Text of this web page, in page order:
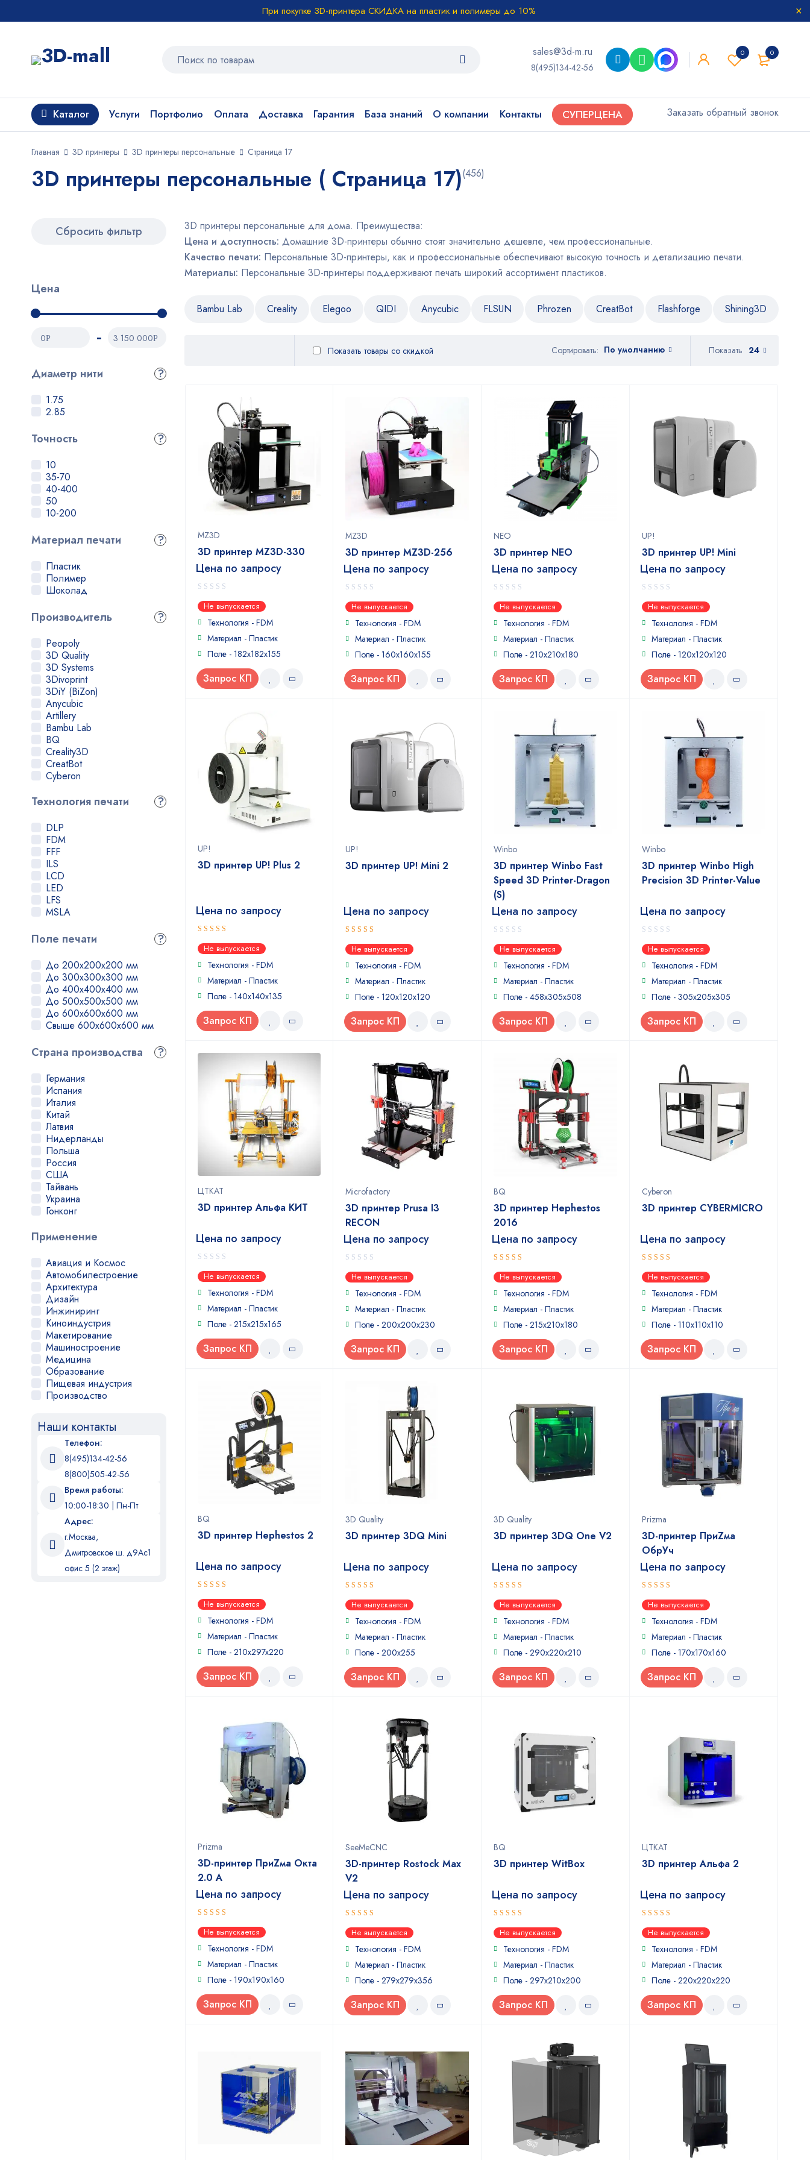
При покупке 3D-принтера СКИДКА на пластик и полимеры до 10%
0
0
sales@3d-m.ru
8(495)134-42-56
Каталог Услуги Портфолио Оплата Доставка Гарантия База знаний О компании Контакты СУПЕРЦЕНА Заказать обратный звонок
Главная 3D принтеры 3D принтеры персональные Страница 17
3D принтеры персональные ( Страница 17)(456)
Сбросить фильтр
Цена
0Р 3 150 000Р
Диаметр нити ?
1.75
2.85
Точность ?
10
35-70
40-400
50
10-200
Материал печати ?
Пластик
Полимер
Шоколад
Производитель ?
Peopoly
3D Quality
3D Systems
3Divoprint
3DiY (BiZon)
Anycubic
Artillery
Bambu Lab
BQ
Creality3D
CreatBot
Cyberon
Elegoo
Flashforge
FlyingBear
Formlabs
Hori
Imprinta
Leapfrog
Maestro 3D
Magnum
Mass Portal
MZ3D
NEO
Original Prusa
Phrozen
Picaso
PrintBox3D
QIDI Tech
Roboze
SeeMeCNC
Shining 3D
Snapmaker
TEVO
Tiertime
Total Z
Tronxy
Ultimaker
Uniz
UP!
Voxelab
Winbo
Wuhan CTS
XYZPrinting
Zenit
Zortrax
ЦТКАТ
Шоу-Дизайн
FLSUN
HardLight
UniFormation
Технология печати ?
DLP
FDM
FFF
ILS
LCD
LED
LFS
MSLA
Поле печати ?
До 200x200x200 мм
До 300x300x300 мм
До 400x400x400 мм
До 500x500x500 мм
До 600x600x600 мм
Свыше 600x600x600 мм
Страна производства ?
Германия
Испания
Италия
Китай
Латвия
Нидерланды
Польша
Россия
США
Тайвань
Украина
Гонконг
Применение
Авиация и Космос
Автомобилестроение
Архитектура
Дизайн
Инжиниринг
Киноиндустрия
Макетирование
Машиностроение
Медицина
Образование
Пищевая индустрия
Производство
Робототехника
Стоматология
Хобби
Ювелирное дело
Наши контакты
Телефон:
8(495)134-42-56
8(800)505-42-56
Время работы:
10:00-18:30 | Пн-Пт
Адрес:
г.Москва,
Дмитровское ш. д9Ас1
офис 5 (2 этаж)
3D принтеры персональные для дома. Преимущества:
Цена и доступность: Домашние 3D-принтеры обычно стоят значительно дешевле, чем профессиональные.
Качество печати: Персональные 3D-принтеры, как и профессиональные обеспечивают высокую точность и детализацию печати.
Материалы: Персональные 3D-принтеры поддерживают печать широкий ассортимент пластиков.
Bambu Lab Creality Elegoo QIDI Anycubic FLSUN Phrozen CreatBot Flashforge Shining3D
Сортировать: По умолчанию
Показать товары со скидкой Показать 24
MZ3D
3D принтер MZ3D-330
Цена по запросу
0
out
of
Не выпускается
Технология - FDM
Материал - Пластик
Поле - 182x182x155
Запрос КП
MZ3D
3D принтер MZ3D-256
Цена по запросу
0
out
of
Не выпускается
Технология - FDM
Материал - Пластик
Поле - 160x160x155
Запрос КП
NEO
3D принтер NEO
Цена по запросу
0
out
of
Не выпускается
Технология - FDM
Материал - Пластик
Поле - 210x210x180
Запрос КП
UP!
3D принтер UP! Mini
Цена по запросу
0
out
of
Не выпускается
Технология - FDM
Материал - Пластик
Поле - 120x120x120
Запрос КП
UP!
3D принтер UP! Plus 2
Цена по запросу
4out of
5Не выпускается
Технология - FDM
Материал - Пластик
Поле - 140x140x135
Запрос КП
UP!
3D принтер UP! Mini 2
Цена по запросу
4.25out
of 5Не выпускается
Технология - FDM
Материал - Пластик
Поле - 120x120x120
Запрос КП
Winbo
3D принтер Winbo Fast
Speed 3D Printer-Dragon
(S)
Цена по запросу
0
out
of
Не выпускается
Технология - FDM
Материал - Пластик
Поле - 458x305x508
Запрос КП
Winbo
3D принтер Winbo High
Precision 3D Printer-Value
Цена по запросу
0
out
of
Не выпускается
Технология - FDM
Материал - Пластик
Поле - 305x205x305
Запрос КП
ЦТКАТ
3D принтер Альфа КИТ
Цена по запросу
0
out
of
Не выпускается
Технология - FDM
Материал - Пластик
Поле - 215x215x165
Запрос КП
Microfactory
3D принтер Prusa I3
RECON
Цена по запросу
0
out
of
Не выпускается
Технология - FDM
Материал - Пластик
Поле - 200x200x230
Запрос КП
BQ
3D принтер Hephestos
2016
Цена по запросу
5out of 5
Не выпускается
Технология - FDM
Материал - Пластик
Поле - 215x210x180
Запрос КП
Cyberon
3D принтер CYBERMICRO
Цена по запросу
5out of 5
Не выпускается
Технология - FDM
Материал - Пластик
Поле - 110x110x110
Запрос КП
BQ
3D принтер Hephestos 2
Цена по запросу
5out of 5
Не выпускается
Технология - FDM
Материал - Пластик
Поле - 210x297x220
Запрос КП
3D Quality
3D принтер 3DQ Mini
Цена по запросу
3.33
out of 5
Не выпускается
Технология - FDM
Материал - Пластик
Поле - 200x255
Запрос КП
3D Quality
3D принтер 3DQ One V2
Цена по запросу
5out of 5
Не выпускается
Технология - FDM
Материал - Пластик
Поле - 290x220x210
Запрос КП
Prizma
3D-принтер ПриZма
ОбрУч
Цена по запросу
5out of 5
Не выпускается
Технология - FDM
Материал - Пластик
Поле - 170x170x160
Запрос КП
Prizma
3D-принтер ПриZма Окта
2.0 A
Цена по запросу
5out of 5
Не выпускается
Технология - FDM
Материал - Пластик
Поле - 190x190x160
Запрос КП
SeeMeCNC
3D-принтер Rostock Max
V2
Цена по запросу
4out of
5Не выпускается
Технология - FDM
Материал - Пластик
Поле - 279x279x356
Запрос КП
BQ
3D принтер WitBox
Цена по запросу
5out of 5
Не выпускается
Технология - FDM
Материал - Пластик
Поле - 297x210x200
Запрос КП
ЦТКАТ
3D принтер Альфа 2
Цена по запросу
4out of
5Не выпускается
Технология - FDM
Материал - Пластик
Поле - 220x220x220
Запрос КП